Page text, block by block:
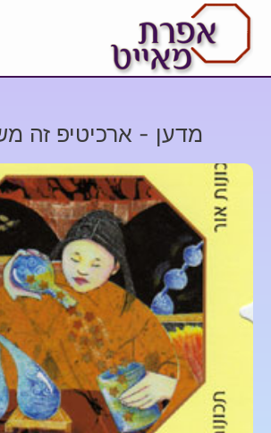
מדען - ארכיטיפ זה